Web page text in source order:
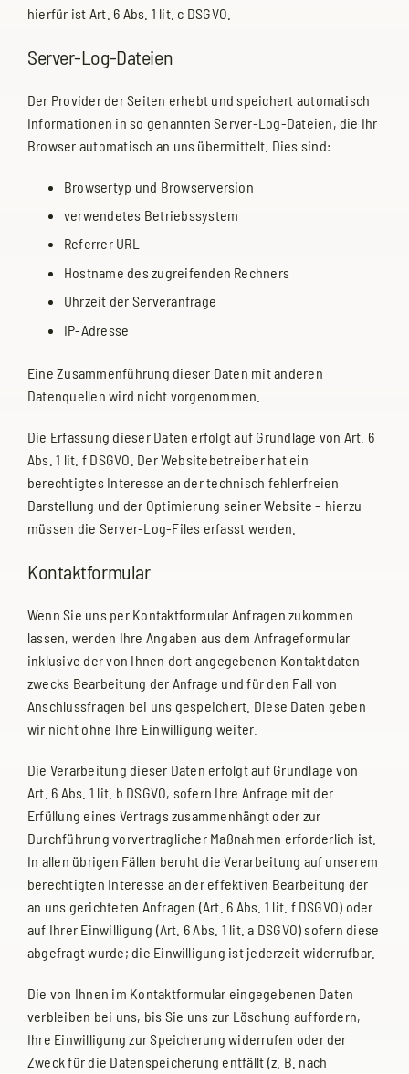
hierfür ist Art. 6 Abs. 1 lit. c DSGVO.
Server-Log-Dateien
Der Provider der Seiten erhebt und speichert automatisch
Informationen in so genannten Server-Log-Dateien, die Ihr
Browser automatisch an uns übermittelt. Dies sind:
Browsertyp und Browserversion
verwendetes Betriebssystem
Referrer URL
Hostname des zugreifenden Rechners
Uhrzeit der Serveranfrage
IP-Adresse
Eine Zusammenführung dieser Daten mit anderen
Datenquellen wird nicht vorgenommen.
Die Erfassung dieser Daten erfolgt auf Grundlage von Art. 6
Abs. 1 lit. f DSGVO. Der Websitebetreiber hat ein
berechtigtes Interesse an der technisch fehlerfreien
Darstellung und der Optimierung seiner Website – hierzu
müssen die Server-Log-Files erfasst werden.
Kontaktformular
Wenn Sie uns per Kontaktformular Anfragen zukommen
lassen, werden Ihre Angaben aus dem Anfrageformular
inklusive der von Ihnen dort angegebenen Kontaktdaten
zwecks Bearbeitung der Anfrage und für den Fall von
Anschlussfragen bei uns gespeichert. Diese Daten geben
wir nicht ohne Ihre Einwilligung weiter.
Die Verarbeitung dieser Daten erfolgt auf Grundlage von
Art. 6 Abs. 1 lit. b DSGVO, sofern Ihre Anfrage mit der
Erfüllung eines Vertrags zusammenhängt oder zur
Durchführung vorvertraglicher Maßnahmen erforderlich ist.
In allen übrigen Fällen beruht die Verarbeitung auf unserem
berechtigten Interesse an der effektiven Bearbeitung der
an uns gerichteten Anfragen (Art. 6 Abs. 1 lit. f DSGVO) oder
auf Ihrer Einwilligung (Art. 6 Abs. 1 lit. a DSGVO) sofern diese
abgefragt wurde; die Einwilligung ist jederzeit widerrufbar.
Die von Ihnen im Kontaktformular eingegebenen Daten
verbleiben bei uns, bis Sie uns zur Löschung auffordern,
Ihre Einwilligung zur Speicherung widerrufen oder der
Zweck für die Datenspeicherung entfällt (z. B. nach